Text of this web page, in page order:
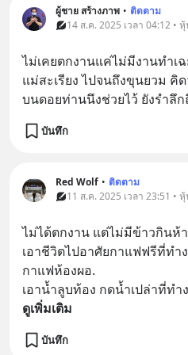
ผู้ชาย สร้างภาพ • ติดตาม
14 ส.ค. 2025 เวลา 04:12 •
ไม่เคยตกงานแค่ไม่มีงานทำเฉ
แม่สะเรียง ไปจนถึงขุนยวม คิ
บนดอยท่านนึงช่วยไว้ ยังรำ
บันทึก
Red Wolf • ติดตาม
11 ส.ค. 2025 เวลา 23:51 •
ไม่ได้ตกงาน แต่ไม่มีข้าวกินห้
เอาชีวิตไปอาศัยกาแฟฟรีที่ท
กาแฟห้องผอ.
เอาน้ำลูบท้อง กดน้ำเปล่าที่ท
ดูเพิ่มเติม
บันทึก